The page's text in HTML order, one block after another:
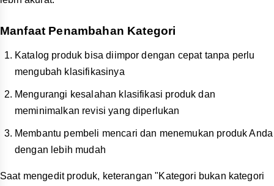
Manfaat Penambahan Kategori
Katalog produk bisa diimpor dengan cepat tanpa perlu
mengubah klasifikasinya
Mengurangi kesalahan klasifikasi produk dan
meminimalkan revisi yang diperlukan
Membantu pembeli mencari dan menemukan produk Anda
dengan lebih mudah
Saat mengedit produk, keterangan "Kategori bukan kategori